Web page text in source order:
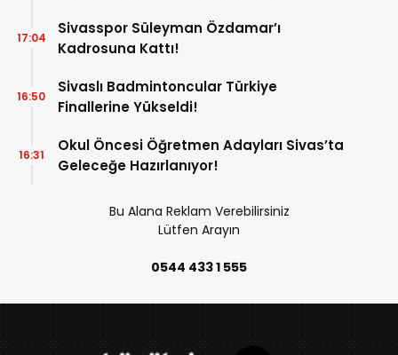
Sivasspor Süleyman Özdamar’ı
Kadrosuna Kattı!
17:04
Sivaslı Badmintoncular Türkiye
Finallerine Yükseldi!
16:50
Okul Öncesi Öğretmen Adayları Sivas’ta
Geleceğe Hazırlanıyor!
16:31
Bu Alana Reklam Verebilirsiniz
Lütfen Arayın
0544 433 1 555